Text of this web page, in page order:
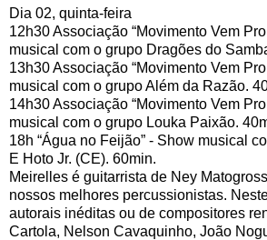
Dia 02, quinta-feira
12h30 Associação “Movimento Vem
musical com o grupo Dragões do
13h30 Associação “Movimento Vem
musical com o grupo Além da Razão.
14h30 Associação “Movimento Vem
musical com o grupo Louka Paixão.
18h “Água no Feijão” - Show musical
E Hoto Jr. (CE). 60min.
Meirelles é guitarrista de Ney
nossos melhores percussionistas.
autorais inéditas ou de compositores
Cartola, Nelson Cavaquinho, João